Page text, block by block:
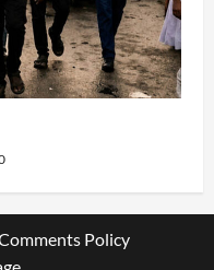
Policy